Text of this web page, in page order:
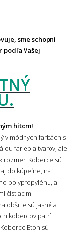
sme schopní
podľa Vašej
hitom!
v módnych farbách s
farieb a tvarov, ale
rozmer. Koberce sú
do kúpeľne, na
polypropylénu, a
čistiacimi
obšitie sú jasné a
kobercov patrí
Eton sú